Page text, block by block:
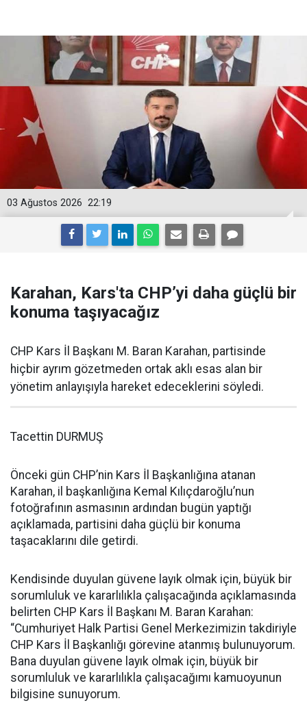
22:19
03 Ağustos 2026
Karahan, Kars'ta CHP’yi daha güçlü bir
konuma taşıyacağız
CHP Kars İl Başkanı M. Baran Karahan, partisinde
hiçbir ayrım gözetmeden ortak aklı esas alan bir
yönetim anlayışıyla hareket edeceklerini söyledi.
Tacettin DURMUŞ
Önceki gün CHP’nin Kars İl Başkanlığına atanan
Karahan, il başkanlığına Kemal Kılıçdaroğlu’nun
fotoğrafının asmasının ardından bugün yaptığı
açıklamada, partisini daha güçlü bir konuma
taşacaklarını dile getirdi.
Kendisinde duyulan güvene layık olmak için, büyük bir
sorumluluk ve kararlılıkla çalışacağında açıklamasında
belirten CHP Kars İl Başkanı M. Baran Karahan:
“Cumhuriyet Halk Partisi Genel Merkezimizin takdiriyle
CHP Kars İl Başkanlığı görevine atanmış bulunuyorum.
Bana duyulan güvene layık olmak için, büyük bir
sorumluluk ve kararlılıkla çalışacağımı kamuoyunun
bilgisine sunuyorum.